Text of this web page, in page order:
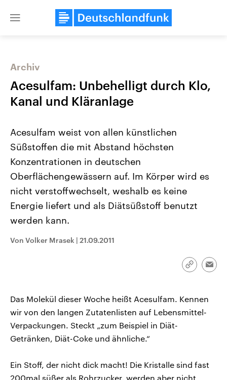
Close
Landtagswahl Sachsen-Anhalt
Alle Informationen
Sachsen-Anhalt wählt am 6.
September 2026 einen neuen
Landtag. Seit 2021 wird das
Bundesland von einer Koalition aus
Umfragen, Prognosen,
USA
Hintergründe
Wirtschaftlich und
gehören die Vereinigten
Archiv
Acesulfam: Unbehelligt durch Klo,
Kanal und Kläranlage
Acesulfam weist von allen künstlichen
Süßstoffen die mit Abstand höchsten
Konzentrationen in deutschen
Oberflächengewässern auf. Im Körper wird es
nicht verstoffwechselt, weshalb es keine
Energie liefert und als Diätsüßstoff benutzt
werden kann.
Von Volker Mrasek | 21.09.2011
Link
Das Molekül dieser Woche heißt Acesulfam. Kennen
wir von den langen Zutatenlisten auf Lebensmittel-
Verpackungen. Steckt „zum Beispiel in Diät-
Getränken, Diät-Coke und ähnliche.“
Ein Stoff, der nicht dick macht! Die Kristalle sind fast
200mal süßer als Rohrzucker, werden aber nicht